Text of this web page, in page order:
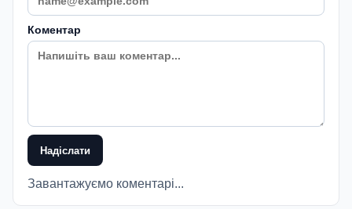
Коментар
Надіслати
Завантажуємо коментарі...